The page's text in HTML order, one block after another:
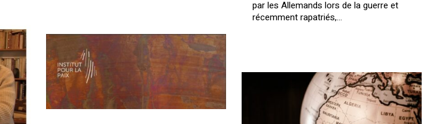
par les Allemands lors de la guerre et
récemment rapatriés,…